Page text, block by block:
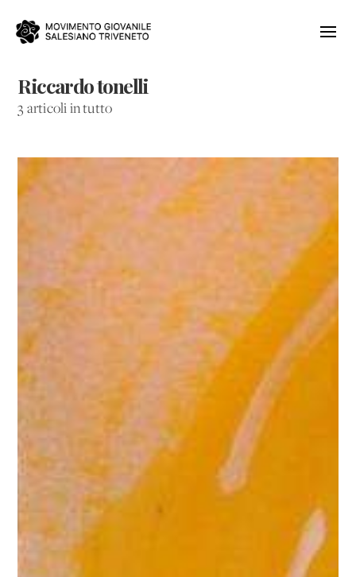
Riccardo tonelli
3 articoli in tutto